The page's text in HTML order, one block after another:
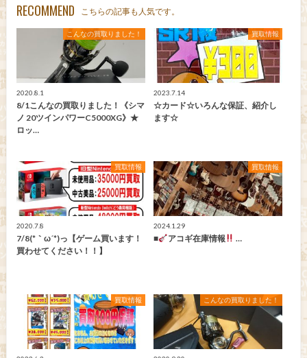
RECOMMEND こちらの記事も人気です。
こんなの買取りました！
2020.8.1
8/1こんなの買取りました！《シマ
ノ 20ツインパワーC5000XG》★
ロッ…
買取情報
2023.7.14
☆カード☆いろんな保証、紹介し
ます☆
買取情報
2020.7.8
7/8(*｀ω´*)っ【ゲーム買います！
買わせてください！！】
買取情報
2024.1.29
■ アコギ在庫情報 …
買取情報 こんなの買取りました！